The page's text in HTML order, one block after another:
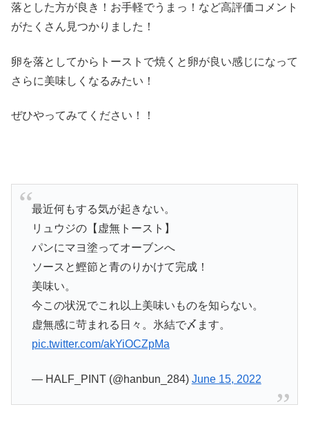
落とした方が良き！お手軽でうまっ！など高評価コメント
がたくさん見つかりました！
卵を落としてからトーストで焼くと卵が良い感じになって
さらに美味しくなるみたい！
ぜひやってみてください！！
最近何もする気が起きない。
リュウジの【虚無トースト】
パンにマヨ塗ってオーブンへ
ソースと鰹節と青のりかけて完成！
美味い。
今この状況でこれ以上美味いものを知らない。
虚無感に苛まれる日々。氷結で〆ます。
pic.twitter.com/akYiOCZpMa
— HALF_PINT (@hanbun_284) June 15, 2022